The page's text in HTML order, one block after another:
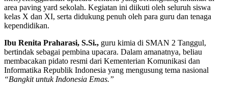
area paving yard sekolah. Kegiatan ini diikuti oleh seluruh siswa
kelas X dan XI, serta didukung penuh oleh para guru dan tenaga
kependidikan.
Ibu Renita Praharasi, S.Si., guru kimia di SMAN 2 Tanggul,
bertindak sebagai pembina upacara. Dalam amanatnya, beliau
membacakan pidato resmi dari Kementerian Komunikasi dan
Informatika Republik Indonesia yang mengusung tema nasional
“Bangkit untuk Indonesia Emas.”